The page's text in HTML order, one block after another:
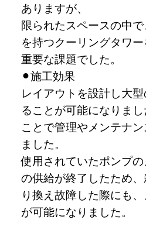
ありますが、
限られたスペースの中
を持つクーリングタワ
重要な課題でした。
施工効果
レイアウトを設計し大
ることが可能になりま
ことで管理やメンテナ
ました。
使用されていたポンプ
の供給が終了したため
り換え故障した際にも
が可能になりました。